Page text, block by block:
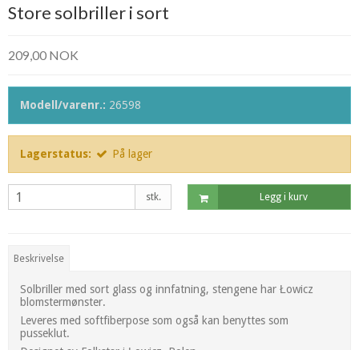
Store solbriller i sort
209,00 NOK
Modell/varenr.: 26598
Lagerstatus: På lager
stk. Legg i kurv
Beskrivelse
Solbriller med sort glass og innfatning, stengene har Łowicz
blomstermønster.
Leveres med softfiberpose som også kan benyttes som
pusseklut.